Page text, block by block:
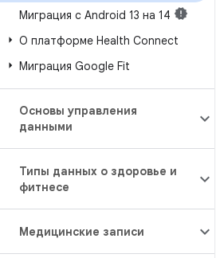
Миграция с Android 13 на 14
О платформе Health Connect
Миграция Google Fit
Основы управления
данными
Типы данных о здоровье и
фитнесе
Медицинские записи